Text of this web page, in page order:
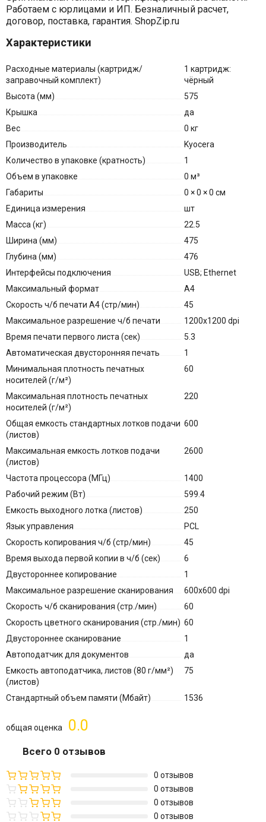
Работаем с юрлицами и ИП. Безналичный расчет,
договор, поставка, гарантия. ShopZip.ru
Характеристики
Расходные материалы (картридж/
заправочный комплект)
1 картридж:
чёрный
Высота (мм)
575
Крышка
да
Вес
0 кг
Производитель
Kyocera
Количество в упаковке (кратность)
1
Объем в упаковке
0 м³
Габариты
0 × 0 × 0 см
Единица измерения
шт
Масса (кг)
22.5
Ширина (мм)
475
Глубина (мм)
476
Интерфейсы подключения
USB; Ethernet
Максимальный формат
A4
Скорость ч/б печати A4 (стр/мин)
45
Максимальное разрешение ч/б печати
1200x1200 dpi
Время печати первого листа (сек)
5.3
Автоматическая двусторонняя печать
1
Минимальная плотность печатных
носителей (г/м²)
60
Максимальная плотность печатных
носителей (г/м²)
220
Общая емкость стандартных лотков подачи
(листов)
600
Максимальная емкость лотков подачи
(листов)
2600
Частота процессора (МГц)
1400
Рабочий режим (Вт)
599.4
Емкость выходного лотка (листов)
250
Язык управления
PCL
Скорость копирования ч/б (стр/мин)
45
Время выхода первой копии в ч/б (сек)
6
Двустороннее копирование
1
Максимальное разрешение сканирования
600x600 dpi
Скорость ч/б сканирования (стр./мин)
60
Скорость цветного сканирования (стр./мин) 60
Двустороннее сканирование
1
Автоподатчик для документов
да
Емкость автоподатчика, листов (80 г/мм²)
(листов)
75
Стандартный объем памяти (Мбайт) 1536
0.0
общая оценка
Всего 0 отзывов
0 отзывов
0 отзывов
0 отзывов
0 отзывов